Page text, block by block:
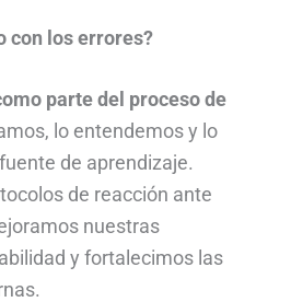
con los errores?
parte del proceso de
lo entendemos y lo
de aprendizaje.
de reacción ante
nuestras
y fortalecimos las